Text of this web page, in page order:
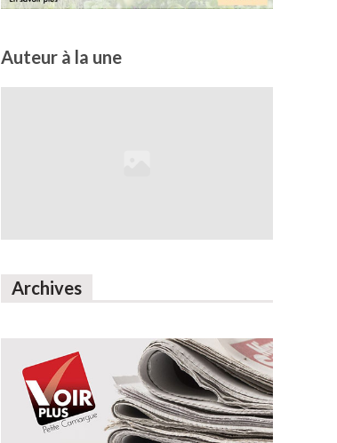
Auteur à la une
Archives